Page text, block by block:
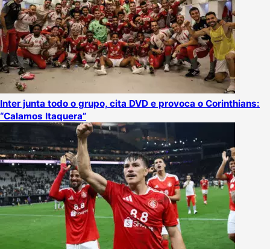
Inter junta todo o grupo, cita DVD e provoca o Corinthians:
“Calamos Itaquera”